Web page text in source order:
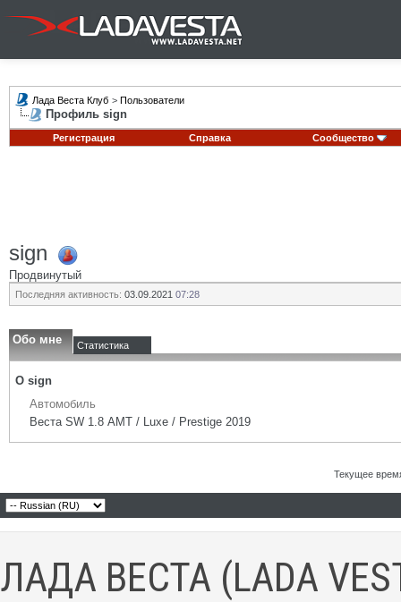
Лада Веста Клуб > Пользователи
Профиль sign
Регистрация Справка Сообщество
sign
Продвинутый
Последняя активность: 03.09.2021 07:28
Обо мне Статистика
О sign
Автомобиль
Веста SW 1.8 АМТ / Luxe / Prestige 2019
Текущее
ЛАДА ВЕСТА (LADA